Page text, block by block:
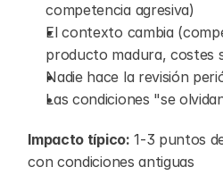
competencia agresiva)
El contexto cambia
producto madura, costes
Nadie hace la revisión
Las condiciones "se
Impacto típico: 1-3 puntos
con condiciones antiguas